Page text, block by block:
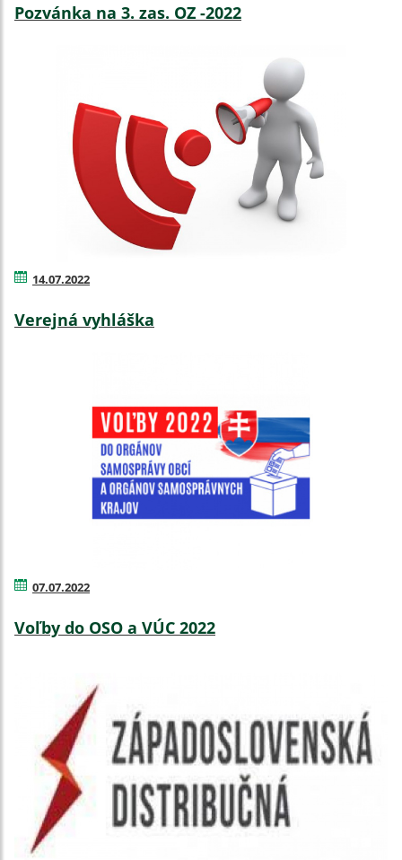
Pozvánka na 3. zas. OZ -2022
14.07.2022
Verejná vyhláška
07.07.2022
Voľby do OSO a VÚC 2022